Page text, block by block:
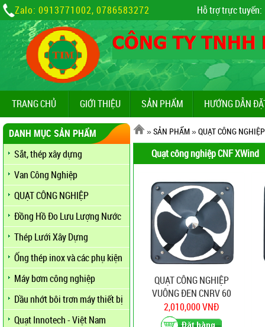
Zalo: 0913771002, 0786583272 Hỗ trợ trực tuyến:
TRANG CHỦ GIỚI THIỆU SẢN PHẨM HƯỚNG DẪN
DANH MỤC SẢN PHẨM
Sắt, thép xây dựng
Van Công Nghiệp
QUẠT CÔNG NGHIỆP
Đồng Hồ Đo Lưu Lượng Nước
Thép Lưới Xây Dựng
Ống thép inox và các phụ kiện
Máy bơm công nghiệp
Dầu nhớt bôi trơn máy thiết bị
Quạt Innotech - Việt Nam
»SẢN PHẨM»QUẠT CÔNG NGHIỆP
Quạt công nghiệp CNF XWind
QUẠT CÔNG NGHIỆP
VUÔNG ĐEN CNRV 60
2,010,000 VNĐ